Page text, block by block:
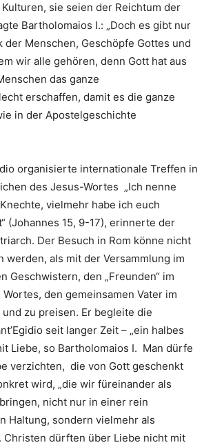
sie seien der Reichtum der
Bartholomaios I.: „Doch es gibt nur
der Menschen, Geschöpfe Gottes und
wir alle gehören, denn Gott hat aus
das ganze
erschaffen, damit es die ganze
in der Apostelgeschichte
organisierte internationale Treffen in
des Jesus-Wortes „Ich nenne
vielmehr habe ich euch
(Johannes 15, 9-17), erinnerte der
Der Besuch in Rom könne nicht
werden, als mit der Versammlung im
Geschwistern, den „Freunden“ im
den gemeinsamen Vater im
zu preisen. Er begleite die
seit langer Zeit – „ein halbes
Liebe, so Bartholomaios I. Man dürfe
verzichten, die von Gott geschenkt
wird, „die wir füreinander als
nicht nur in einer rein
Haltung, sondern vielmehr als
Christen dürften über Liebe nicht mit